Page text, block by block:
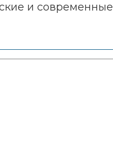
и современные